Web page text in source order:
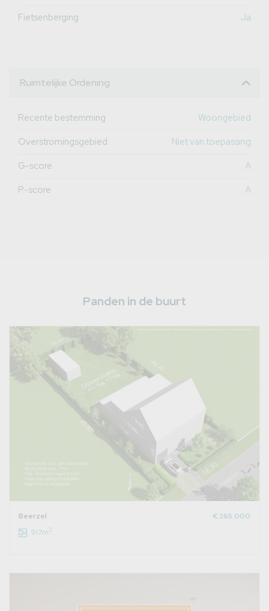
Fietsenberging
Ja
Ruimtelijke Ordening
Recente bestemming
Woongebied
Overstromingsgebied
Niet van toepassing
G-score
A
P-score
A
Panden in de buurt
Beerzel
€ 265.000
917m2